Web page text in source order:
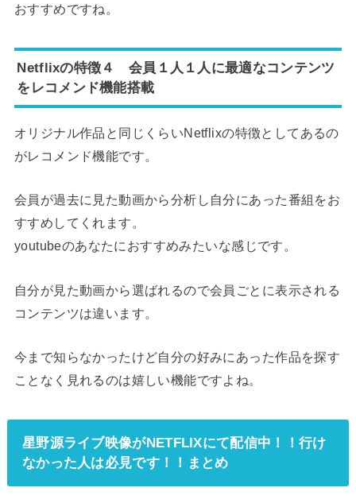
おすすめですね。
Netflixの特徴４ 会員１人１人に最適なコンテンツ
をレコメンド機能搭載
オリジナル作品と同じくらいNetflixの特徴としてあるの
がレコメンド機能です。
会員が過去に見た動画から分析し自分にあった番組をお
すすめしてくれます。
youtubeのあなたにおすすめみたいな感じです。
自分が見た動画から選ばれるので会員ごとに表示される
コンテンツは違います。
今まで知らなかったけど自分の好みにあった作品を探す
ことなく見れるのは嬉しい機能ですよね。
星野源ライブ映像がNETFLIXにて配信中！！行け
なかった人は必見です！！まとめ